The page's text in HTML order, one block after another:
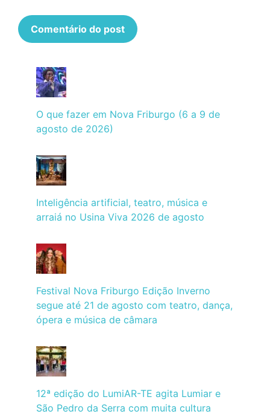
O que fazer em Nova Friburgo (6 a 9 de
agosto de 2026)
Inteligência artificial, teatro, música e
arraiá no Usina Viva 2026 de agosto
Festival Nova Friburgo Edição Inverno
segue até 21 de agosto com teatro, dança,
ópera e música de câmara
12ª edição do LumiAR-TE agita Lumiar e
São Pedro da Serra com muita cultura